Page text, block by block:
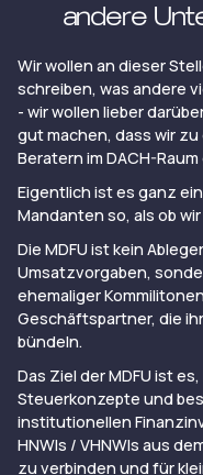
andere
Wir wollen an dieser
schreiben, was andere
- wir wollen lieber
gut machen, dass wir
Beratern im DACH-
Eigentlich ist es ganz
Mandanten so, als ob
Die MDFU ist kein
Umsatzvorgaben,
ehemaliger
Geschäftspartner, die
bündeln.
Das Ziel der MDFU ist
Steuerkonzepte und
institutionellen
HNWIs / VHNWIs aus
zu verbinden und für